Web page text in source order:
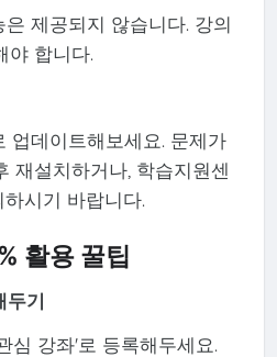
제공되지 않습니다. 강의
야 합니다.
업데이트해보세요. 문제가
재설치하거나, 학습지원센
시기 바랍니다.
활용 꿀팁
두기
심 강좌'로 등록해두세요.